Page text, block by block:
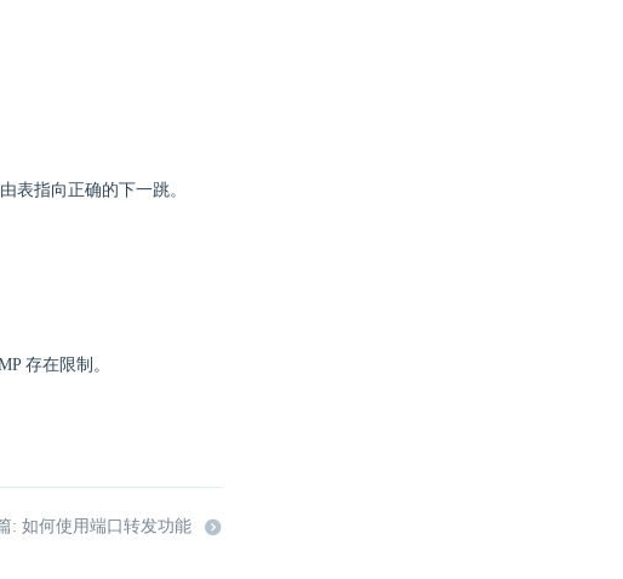
表指向正确的下一跳。
存在限制。
: 如何使用端口转发功能